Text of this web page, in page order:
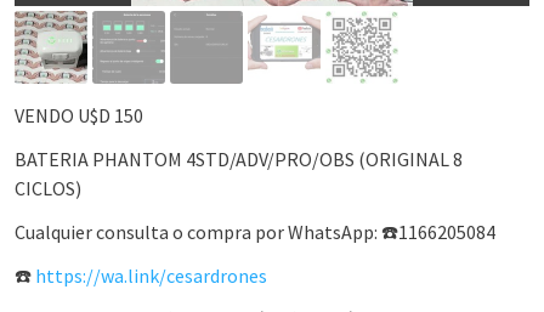
VENDO U$D 150
BATERIA PHANTOM 4STD/ADV/PRO/OBS (ORIGINAL 8
CICLOS)
Cualquier consulta o compra por WhatsApp: ☎️1166205084
☎️ https://wa.link/cesardrones